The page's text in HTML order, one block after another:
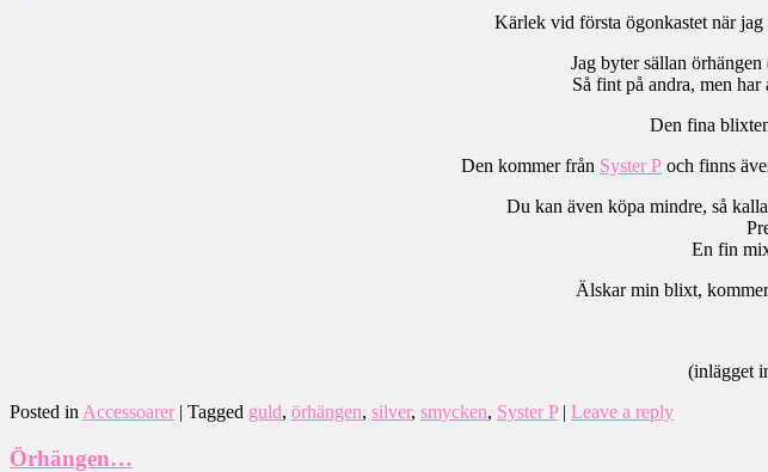
Kärlek vid första ögonkastet när
Jag byter sällan
Så fint på andra, men
Den fina
Den kommer från Syster P och finns
Du kan även köpa mindre, så
En fin
Älskar min blixt,
(inlägget
Posted in Accessoarer | Tagged guld, örhängen, silver, smycken, Syster P | Leave a reply
Örhängen…